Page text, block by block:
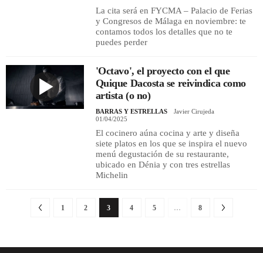
La cita será en FYCMA – Palacio de Ferias
y Congresos de Málaga en noviembre: te
contamos todos los detalles que no te
puedes perder
'Octavo', el proyecto con el que
Quique Dacosta se reivindica como
artista (o no)
BARRAS Y ESTRELLAS
Javier Cirujeda
01/04/2025
El cocinero aúna cocina y arte y diseña
siete platos en los que se inspira el nuevo
menú degustación de su restaurante,
ubicado en Dénia y con tres estrellas
Michelin
1 2 3 4 5 … 8